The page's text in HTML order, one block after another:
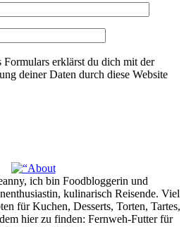
erklärst du dich mit der
deiner Daten durch diese Website
ich bin Foodbloggerin und
kulinarisch Reisende. Viel
für Kuchen, Desserts, Torten, Tartes,
hier zu finden: Fernweh-Futter für